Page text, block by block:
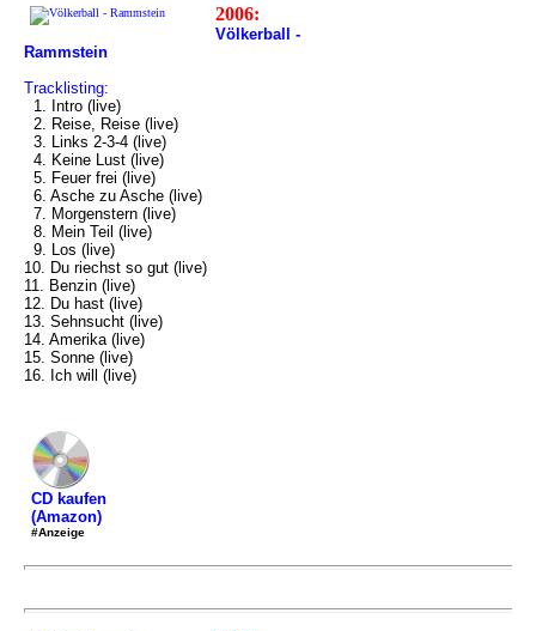
2006:
Völkerball -
Rammstein
Tracklisting:
1. Intro (live)
2. Reise, Reise (live)
3. Links 2-3-4 (live)
4. Keine Lust (live)
5. Feuer frei (live)
6. Asche zu Asche (live)
7. Morgenstern (live)
8. Mein Teil (live)
9. Los (live)
10. Du riechst so gut (live)
11. Benzin (live)
12. Du hast (live)
13. Sehnsucht (live)
14. Amerika (live)
15. Sonne (live)
16. Ich will (live)
CD kaufen
(Amazon)
#Anzeige